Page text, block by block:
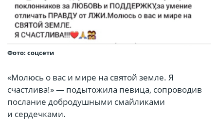
Фото: соцсети
«Молюсь о вас и мире на святой земле. Я
счастлива!» — подытожила певица, сопроводив
послание добродушными смайликами
и сердечками.